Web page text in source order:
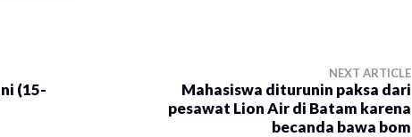
(15-
NEXT ARTICLE
Mahasiswa diturunin paksa dari
pesawat Lion Air di Batam karena
becanda bawa bom